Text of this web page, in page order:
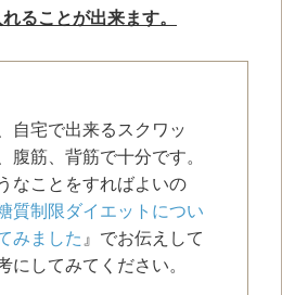
ることが出来ます。
自宅で出来るスクワッ
腹筋、背筋で十分です。
なことをすればよいの
質制限ダイエットについ
みました 』でお伝えして
にしてみてください。